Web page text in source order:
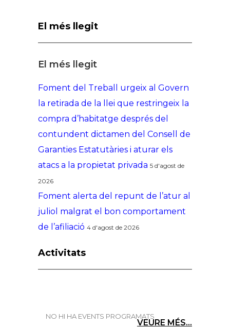
El més llegit
El més llegit
Foment del Treball urgeix al Govern
la retirada de la llei que restringeix la
compra d’habitatge després del
contundent dictamen del Consell de
Garanties Estatutàries i aturar els
atacs a la propietat privada 5 d'agost de
2026
Foment alerta del repunt de l’atur al
juliol malgrat el bon comportament
de l’afiliació 4 d'agost de 2026
Activitats
NO HI HA EVENTS PROGRAMATS
VEURE MÉS...